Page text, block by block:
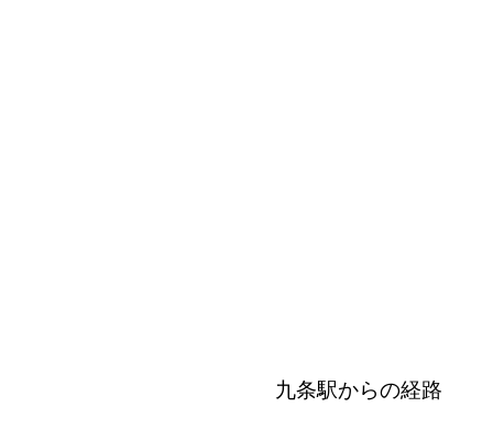
九条駅からの経路